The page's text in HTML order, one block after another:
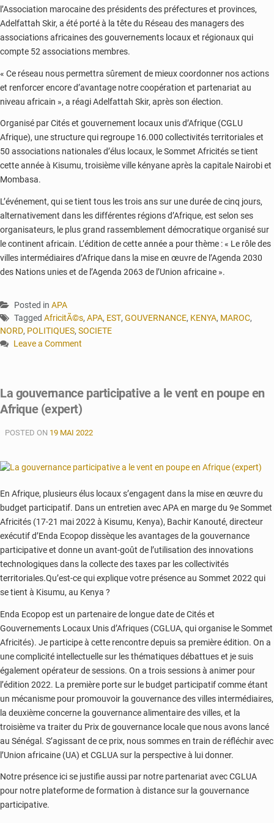
l’Association marocaine des présidents des préfectures et provinces,
Adelfattah Skir, a été porté à la tête du Réseau des managers des
associations africaines des gouvernements locaux et régionaux qui
compte 52 associations membres.
« Ce réseau nous permettra sûrement de mieux coordonner nos actions
et renforcer encore d’avantage notre coopération et partenariat au
niveau africain », a réagi Adelfattah Skir, après son élection.
Organisé par Cités et gouvernement locaux unis d’Afrique (CGLU
Afrique), une structure qui regroupe 16.000 collectivités territoriales et
50 associations nationales d’élus locaux, le Sommet Africités se tient
cette année à Kisumu, troisième ville kényane après la capitale Nairobi et
Mombasa.
L’événement, qui se tient tous les trois ans sur une durée de cinq jours,
alternativement dans les différentes régions d’Afrique, est selon ses
organisateurs, le plus grand rassemblement démocratique organisé sur
le continent africain. L’édition de cette année a pour thème : « Le rôle des
villes intermédiaires d’Afrique dans la mise en œuvre de l’Agenda 2030
des Nations unies et de l’Agenda 2063 de l’Union africaine ».
Posted in APA
Tagged AfricitÃ©s, APA, EST, GOUVERNANCE, KENYA, MAROC,
NORD, POLITIQUES, SOCIETE
Leave a Comment
à
la
du
associations
d’élus
locaux
La gouvernance participative a le vent en poupe en
Afrique (expert)
POSTED ON 19 MAI 2022
En Afrique, plusieurs élus locaux s’engagent dans la mise en œuvre du
budget participatif. Dans un entretien avec APA en marge du 9e Sommet
Africités (17-21 mai 2022 à Kisumu, Kenya), Bachir Kanouté, directeur
exécutif d’Enda Ecopop dissèque les avantages de la gouvernance
participative et donne un avant-goût de l’utilisation des innovations
technologiques dans la collecte des taxes par les collectivités
territoriales.Qu’est-ce qui explique votre présence au Sommet 2022 qui
se tient à Kisumu, au Kenya ?
Enda Ecopop est un partenaire de longue date de Cités et
Gouvernements Locaux Unis d’Afriques (CGLUA, qui organise le Sommet
Africités). Je participe à cette rencontre depuis sa première édition. On a
une complicité intellectuelle sur les thématiques débattues et je suis
également opérateur de sessions. On a trois sessions à animer pour
l’édition 2022. La première porte sur le budget participatif comme étant
un mécanisme pour promouvoir la gouvernance des villes intermédiaires,
la deuxième concerne la gouvernance alimentaire des villes, et la
troisième va traiter du Prix de gouvernance locale que nous avons lancé
au Sénégal. S’agissant de ce prix, nous sommes en train de réfléchir avec
l’Union africaine (UA) et CGLUA sur la perspective à lui donner.
Notre présence ici se justifie aussi par notre partenariat avec CGLUA
pour notre plateforme de formation à distance sur la gouvernance
participative.